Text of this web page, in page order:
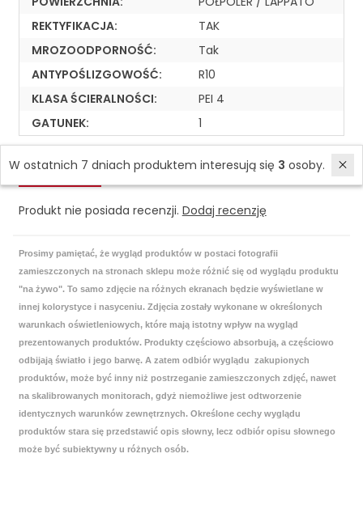
REKTYFIKACJA:
TAK
MROZOODPORNOŚĆ:
Tak
ANTYPOŚLIZGOWOŚĆ:
R10
KLASA ŚCIERALNOŚCI:
PEI 4
GATUNEK:
1
Recenzje
Produkt nie posiada recenzji. Dodaj recenzję
Prosimy pamiętać, że wygląd produktów w postaci fotografii
zamieszczonych na stronach sklepu może różnić się od wyglądu produktu
"na żywo". To samo zdjęcie na różnych ekranach będzie wyświetlane w
innej kolorystyce i nasyceniu. Zdjęcia zostały wykonane w określonych
warunkach oświetleniowych, które mają istotny wpływ na wygląd
prezentowanych produktów. Produkty częściowo absorbują, a częściowo
odbijają światło i jego barwę. A zatem odbiór wyglądu zakupionych
produktów, może być inny niż postrzeganie zamieszczonych zdjęć, nawet
na skalibrowanych monitorach, gdyż niemożliwe jest odtworzenie
identycznych warunków zewnętrznych. Określone cechy wyglądu
produktów stara się przedstawić opis słowny, lecz odbiór opisu słownego
może być subiektywny u różnych osób.
W ostatnich 7 dniach produktem interesują się 3 osoby.